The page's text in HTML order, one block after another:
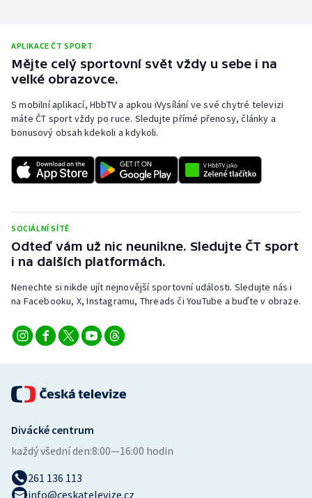
Ragby
Rychlobruslení
Rychlostní kanoistika
Sportovní střelba
Stolní tenis
Triatlon
Veslování
Volejbal
APLIKACE ČT SPORT
Mějte celý sportovní svět vždy u sebe i na
velké obrazovce.
S mobilní aplikací, HbbTV a apkou iVysílání ve své chytré televizi
máte ČT sport vždy po ruce. Sledujte přímé přenosy, články a
bonusový obsah kdekoli a kdykoli.
SOCIÁLNÍ SÍTĚ
Odteď vám už nic neunikne. Sledujte ČT sport
i na dalších platformách.
Nenechte si nikde ujít nejnovější sportovní události. Sledujte nás i
na Facebooku, X, Instagramu, Threads či YouTube a buďte v obraze.
Divácké centrum
každý všední den:8:00—16:00 hodin
261 136 113
info@ceskatelevize.cz